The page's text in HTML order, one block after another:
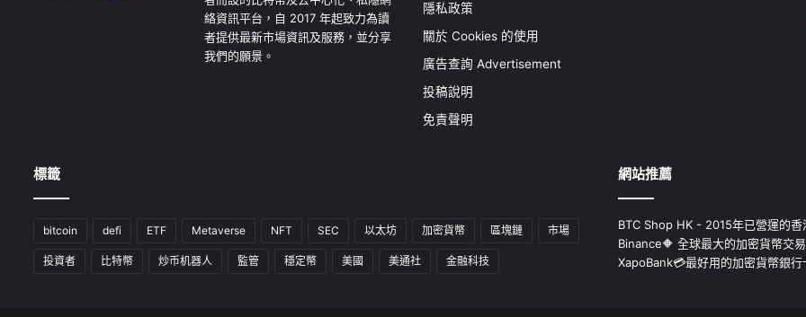
絡資訊平台，自 2017 年起致力為讀
者提供最新市場資訊及服務，並分享
我們的願景。
隱私政策
關於 Cookies 的使用
廣告查詢 Advertisement
投稿說明
免責聲明
標籤
bitcoin defi ETF Metaverse NFT SEC 以太坊 加密貨幣 區塊鏈 市場
投資者 比特幣 炒币机器人 監管 穩定幣 美國 美通社 金融科技
網站推薦
BTC Shop HK - 2015年已營運的
Binance🔶 全球最大的加密貨幣交
XapoBank💳最好用的加密貨幣銀行